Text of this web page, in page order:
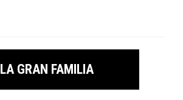
LA GRAN FAMILIA